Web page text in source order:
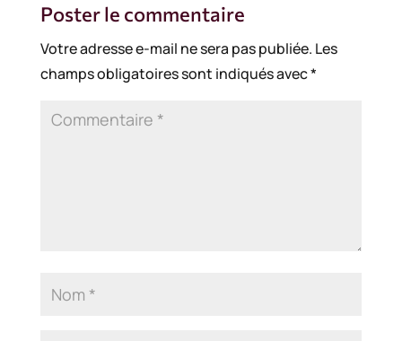
Poster le commentaire
Votre adresse e-mail ne sera pas publiée. Les
champs obligatoires sont indiqués avec*